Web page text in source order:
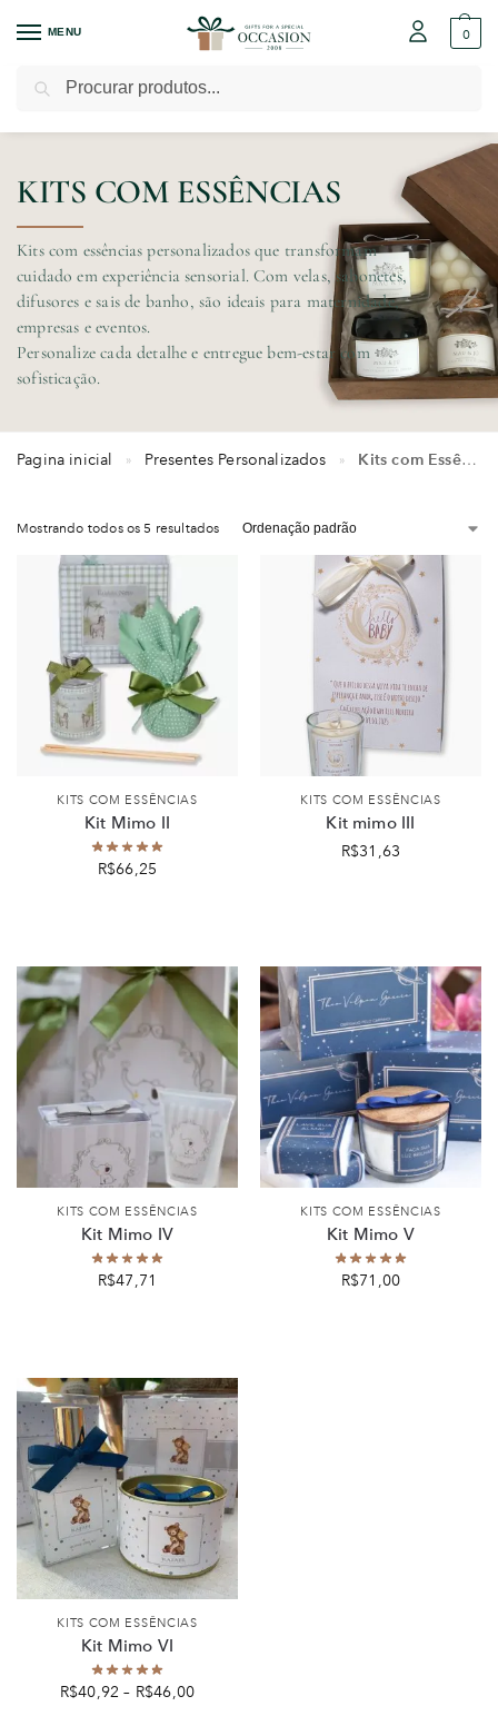
MENU 0
KITS COM ESSÊNCIAS
Kits com essências personalizados que transformam
cuidado em experiência sensorial. Com velas, sabonetes,
difusores e sais de banho, são ideais para maternidade,
empresas e eventos.
Personalize cada detalhe e entregue bem-estar com
sofisticação.
Pagina inicial » Presentes Personalizados » Kits com Essências
Mostrando todos os 5 resultados
KITS COM ESSÊNCIAS
Kit Mimo II
R$66,25
KITS COM ESSÊNCIAS
Kit mimo III
R$31,63
KITS COM ESSÊNCIAS
Kit Mimo IV
R$47,71
KITS COM ESSÊNCIAS
Kit Mimo V
R$71,00
KITS COM ESSÊNCIAS
Kit Mimo VI
R$40,92 – R$46,00